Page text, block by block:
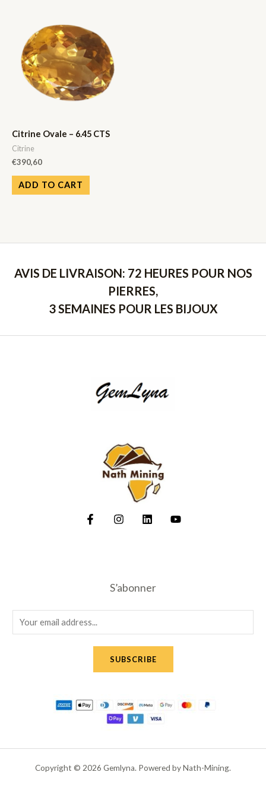
Citrine Ovale – 6.45 CTS
Citrine
€390,60
ADD TO CART
AVIS DE LIVRAISON: 72 HEURES POUR NOS
PIERRES,
3 SEMAINES POUR LES BIJOUX
S’abonner
m
SUBSCRIBE
Copyright © 2026 Gemlyna. Powered by Nath-Mining.